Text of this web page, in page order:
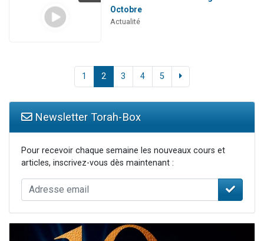
Octobre
Actualité
1 2 3 4 5
Newsletter Torah-Box
Pour recevoir chaque semaine les nouveaux cours et
articles, inscrivez-vous dès maintenant :